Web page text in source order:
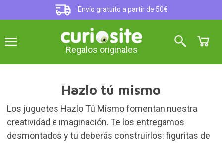
Envío gratuito a partir de 50€
Regalos originales
Hazlo tú mismo
Los juguetes Hazlo Tú Mismo fomentan nuestra
creatividad e imaginación. Te los entregamos
desmontados y tu deberás construirlos: figuritas de